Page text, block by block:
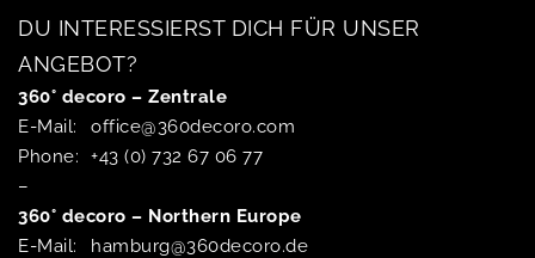
DU INTERESSIERST DICH FÜR UNSER
ANGEBOT?
360° decoro – Zentrale
E-Mail:
office@360decoro.com
Phone:
+43 (0) 732 67 06 77
–
360° decoro – Northern Europe
E-Mail:
hamburg@360decoro.de